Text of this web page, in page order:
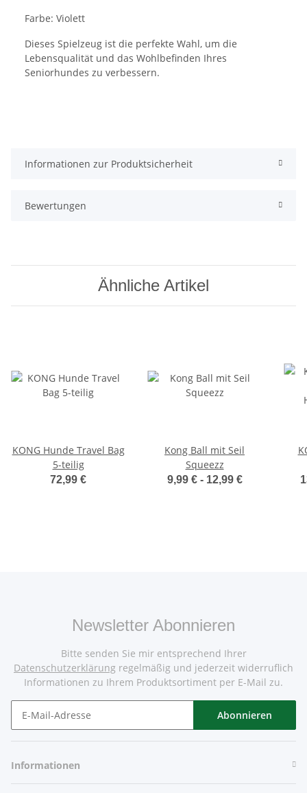
Farbe: Violett
Dieses Spielzeug ist die perfekte Wahl, um die
Lebensqualität und das Wohlbefinden Ihres
Seniorhundes zu verbessern.
Informationen zur Produktsicherheit
Bewertungen
Ähnliche Artikel
KONG Hunde Travel Bag
5-teilig
72,99 €
Kong Ball mit Seil
Squeezz
9,99 € - 12,99 €
Newsletter Abonnieren
Bitte senden Sie mir entsprechend Ihrer
Datenschutzerklärung regelmäßig und jederzeit widerruflich
Informationen zu Ihrem Produktsortiment per E-Mail zu.
Abonnieren
Informationen